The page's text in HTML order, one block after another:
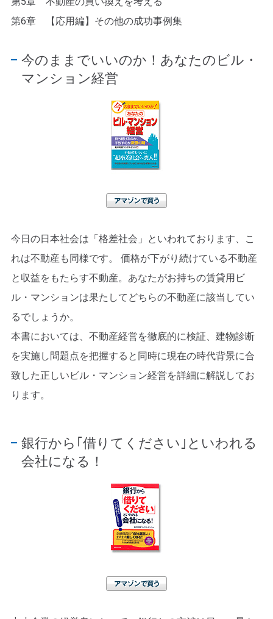
第6章 【応用編】その他の成功事例集
今のままでいいのか！あなたのビル・
マンション経営
今日の日本社会は「格差社会」といわれております、こ
れは不動産も同様です。 価格が下がり続けている不動産
と収益をもたらす不動産。あなたがお持ちの賃貸用ビ
ル・マンションは果たしてどちらの不動産に該当してい
るでしょうか。
本書においては、不動産経営を徹底的に検証、建物診断
を実施し問題点を把握すると同時に現在の時代背景に合
致した正しいビル・マンション経営を詳細に解説してお
ります。
銀行から｢借りてください｣といわれる
会社になる！